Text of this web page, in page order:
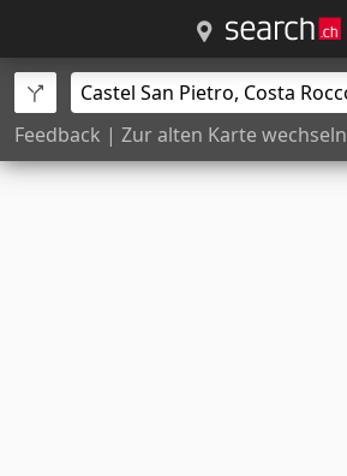
Feedback | Zur alten Karte wechseln